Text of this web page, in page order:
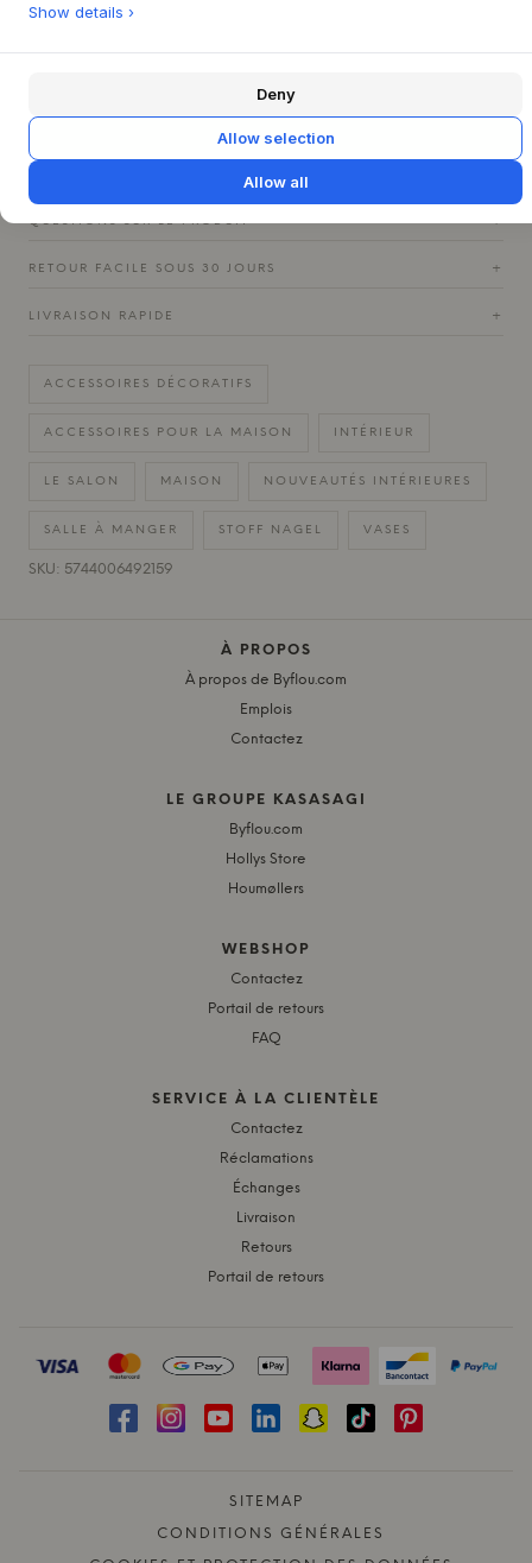
Dimensions : H : 10 x Ø : 2,4 cm
Matière : laiton massif
Matériau noir : alliage de zinc avec revêtement en
QUESTIONS SUR LE PRODUIT +
RETOUR FACILE SOUS 30 JOURS +
LIVRAISON RAPIDE +
ACCESSOIRES DÉCORATIFS
ACCESSOIRES POUR LA MAISON INTÉRIEUR
LE SALON MAISON NOUVEAUTÉS INTÉRIEURES
SALLE À MANGER STOFF NAGEL VASES
SKU: 5744006492159
À PROPOS
À propos de Byflou.com
Emplois
Contactez
LE GROUPE KASASAGI
Byflou.com
Hollys Store
Houmøllers
WEBSHOP
Contactez
Portail de retours
FAQ
SERVICE À LA CLIENTÈLE
Contactez
Réclamations
Échanges
Livraison
Retours
Portail de retours
SITEMAP
CONDITIONS GÉNÉRALES
Show details ›
Deny
Allow selection
Allow all